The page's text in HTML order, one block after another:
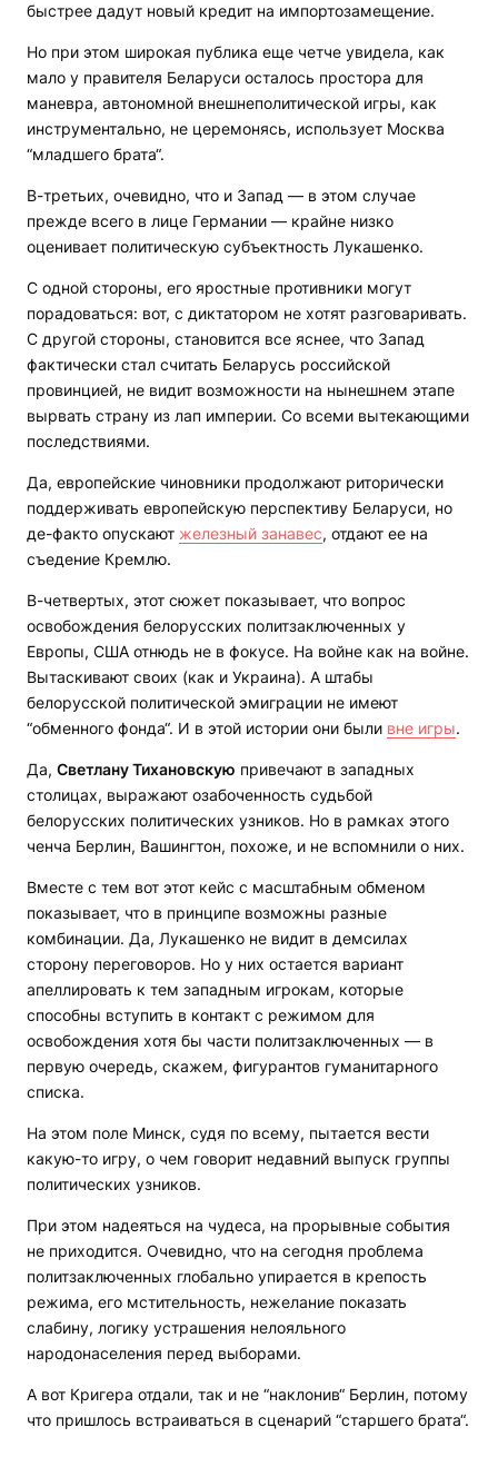
быстрее дадут новый кредит на импортозамещение.
Но при этом широкая публика еще четче увидела, как
мало у правителя Беларуси осталось простора для
маневра, автономной внешнеполитической игры, как
инструментально, не церемонясь, использует Москва
“младшего брата“.
В-третьих, очевидно, что и Запад — в этом случае
прежде всего в лице Германии — крайне низко
оценивает политическую субъектность Лукашенко.
С одной стороны, его яростные противники могут
порадоваться: вот, с диктатором не хотят разговаривать.
С другой стороны, становится все яснее, что Запад
фактически стал считать Беларусь российской
провинцией, не видит возможности на нынешнем этапе
вырвать страну из лап империи. Со всеми вытекающими
последствиями.
Да, европейские чиновники продолжают риторически
поддерживать европейскую перспективу Беларуси, но
де-факто опускают железный занавес, отдают ее на
съедение Кремлю.
В-четвертых, этот сюжет показывает, что вопрос
освобождения белорусских политзаключенных у
Европы, США отнюдь не в фокусе. На войне как на войне.
Вытаскивают своих (как и Украина). А штабы
белорусской политической эмиграции не имеют
“обменного фонда“. И в этой истории они были вне игры.
Да, Светлану Тихановскую привечают в западных
столицах, выражают озабоченность судьбой
белорусских политических узников. Но в рамках этого
ченча Берлин, Вашингтон, похоже, и не вспомнили о них.
Вместе с тем вот этот кейс с масштабным обменом
показывает, что в принципе возможны разные
комбинации. Да, Лукашенко не видит в демсилах
сторону переговоров. Но у них остается вариант
апеллировать к тем западным игрокам, которые
способны вступить в контакт с режимом для
освобождения хотя бы части политзаключенных — в
первую очередь, скажем, фигурантов гуманитарного
списка.
На этом поле Минск, судя по всему, пытается вести
какую-то игру, о чем говорит недавний выпуск группы
политических узников.
При этом надеяться на чудеса, на прорывные события
не приходится. Очевидно, что на сегодня проблема
политзаключенных глобально упирается в крепость
режима, его мстительность, нежелание показать
слабину, логику устрашения нелояльного
народонаселения перед выборами.
А вот Кригера отдали, так и не “наклонив“ Берлин, потому
что пришлось встраиваться в сценарий “старшего брата“.